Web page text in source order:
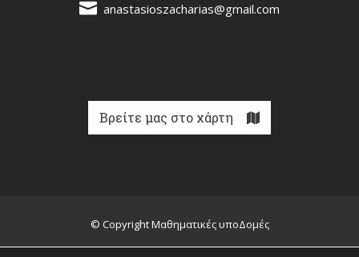
anastasioszacharias@gmail.com
Βρείτε μας στο χάρτη
© Copyright Μαθηματικές υποΔομές